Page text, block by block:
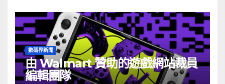
數碼界新聞
由 Walmart 贊助的遊戲網站裁員
編輯團隊